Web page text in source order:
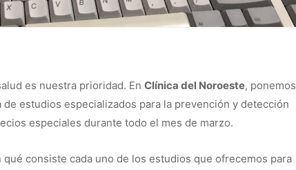
es nuestra prioridad. En Clínica del Noroeste, ponemos
de estudios especializados para la prevención y detección
especiales durante todo el mes de marzo.
consiste cada uno de los estudios que ofrecemos para